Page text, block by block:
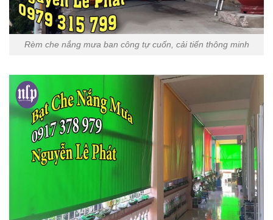
Rèm che nắng mưa ban công tự cuốn, cải tiến thông minh